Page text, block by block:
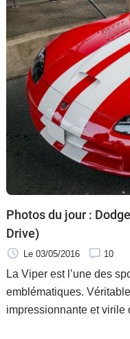
Photos du jour :
Drive)
Le 03/05/2016 10
La Viper est l’une des
emblématiques.
impressionnante et virile